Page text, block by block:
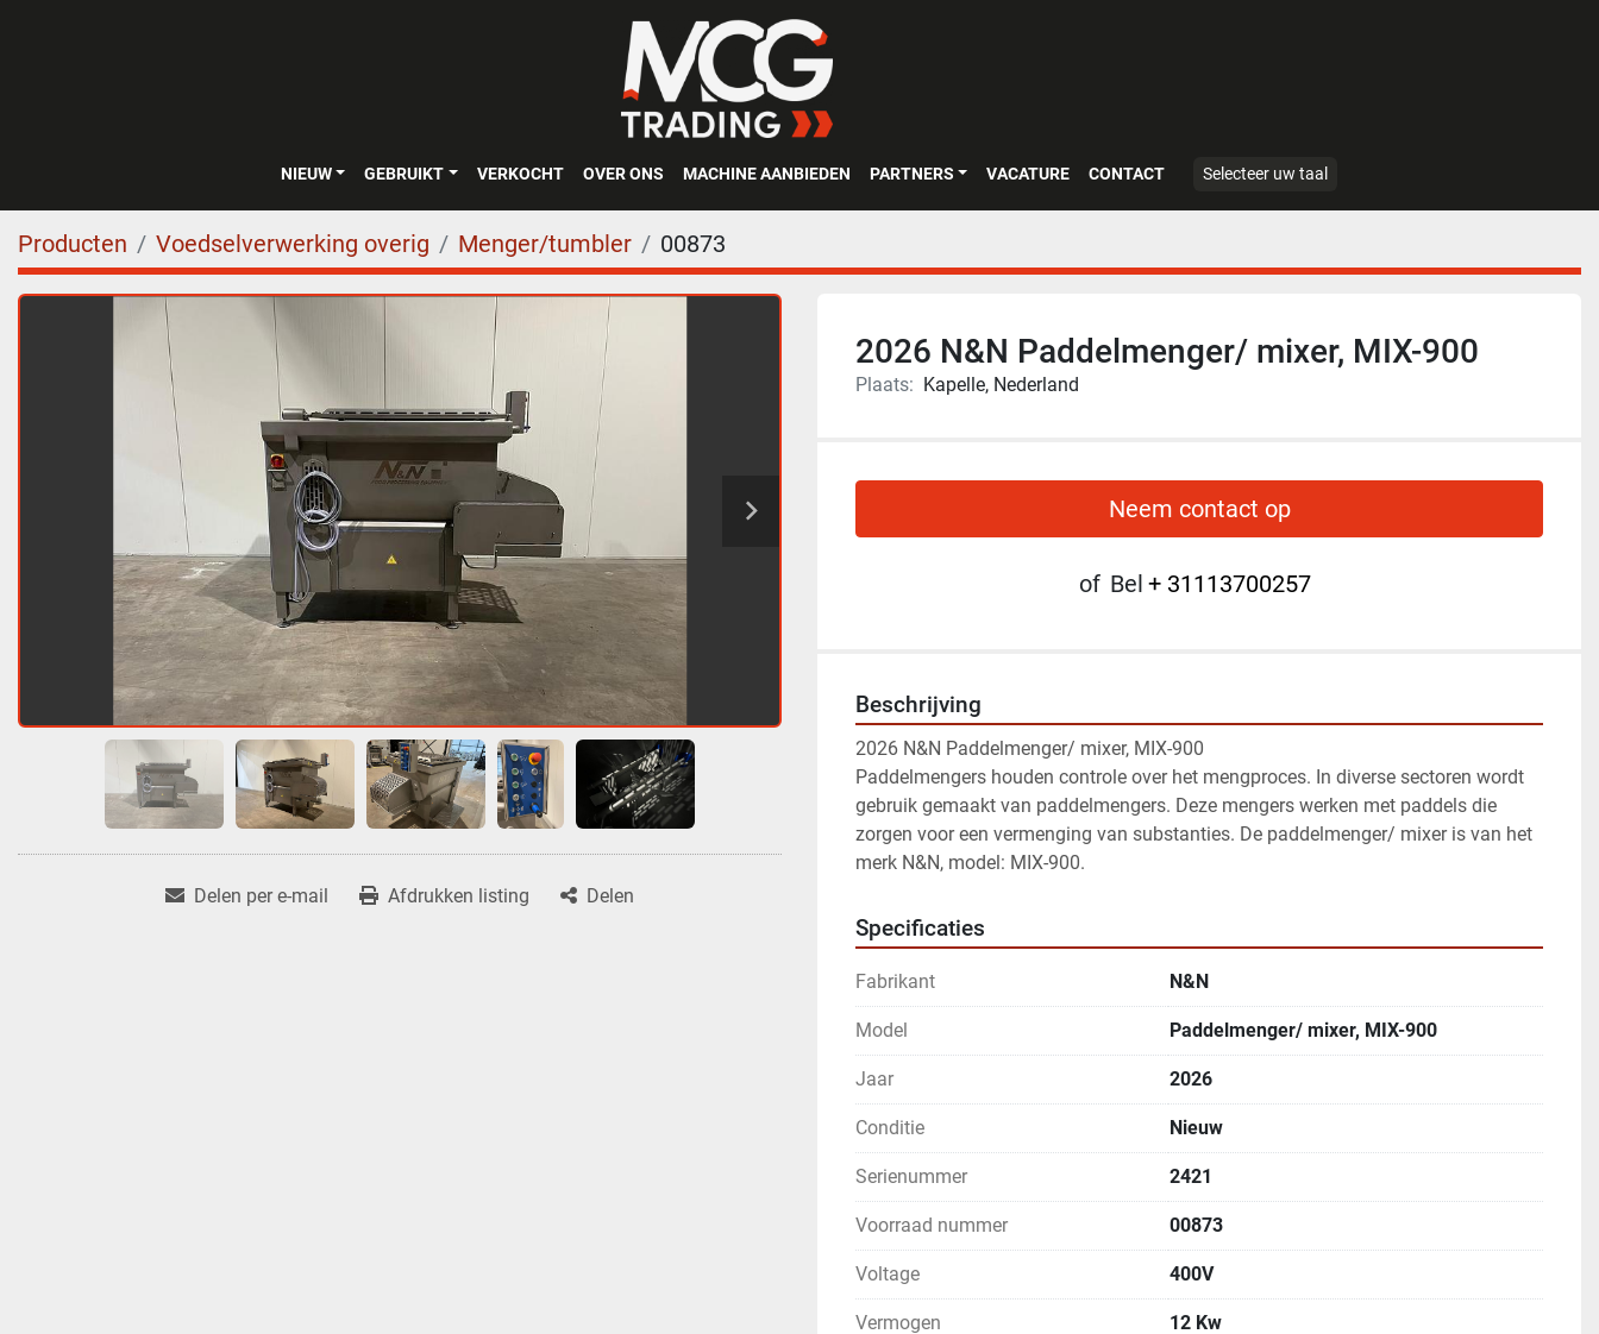
NIEUW GEBRUIKT VERKOCHT OVER ONS MACHINE AANBIEDEN PARTNERS VACATURE CONTACT Selecteer uw taal
Producten Voedselverwerking overig Menger/tumbler 00873
Delen per e-mail Afdrukken listing Delen
2026 N&N Paddelmenger/ mixer, MIX-900
Plaats: Kapelle, Nederland
Neem contact op
of Bel + 31113700257
Beschrijving
2026 N&N Paddelmenger/ mixer, MIX-900
Paddelmengers houden controle over het mengproces. In diverse sectoren wordt
gebruik gemaakt van paddelmengers. Deze mengers werken met paddels die
zorgen voor een vermenging van substanties. De paddelmenger/ mixer is van het
merk N&N, model: MIX-900.
Specificaties
Fabrikant N&N
Model Paddelmenger/ mixer, MIX-900
Jaar 2026
Conditie Nieuw
Serienummer 2421
Voorraad nummer 00873
Voltage 400V
Vermogen 12 Kw